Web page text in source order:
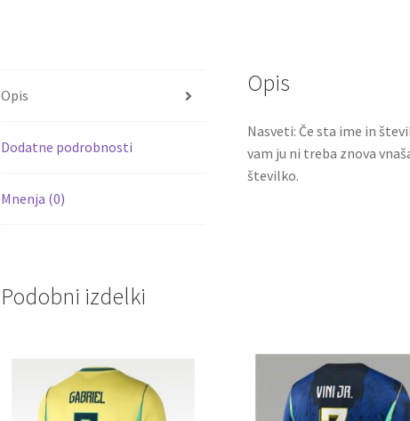
k
Opis
Dodatne podrobnosti
Mnenja (0)
Opis
Nasveti: Če sta ime in
vam ju ni treba znova
številko.
Podobni izdelki